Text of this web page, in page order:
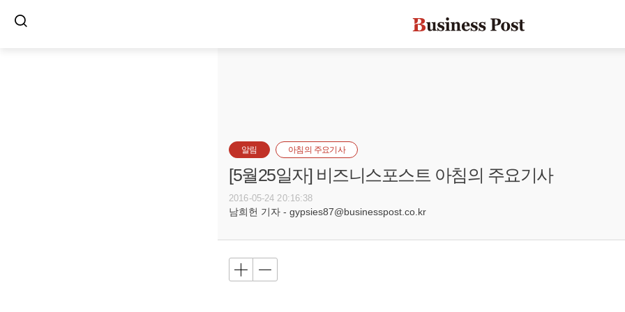
알림 아침의 주요기사
[5월25일자] 비즈니스포스트 아침의 주요기사
2016-05-24 20:16:38
남희헌 기자 - gypsies87@businesspost.co.kr